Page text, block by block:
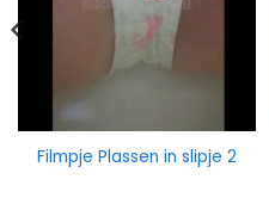
Filmpje Plassen in slipje 2